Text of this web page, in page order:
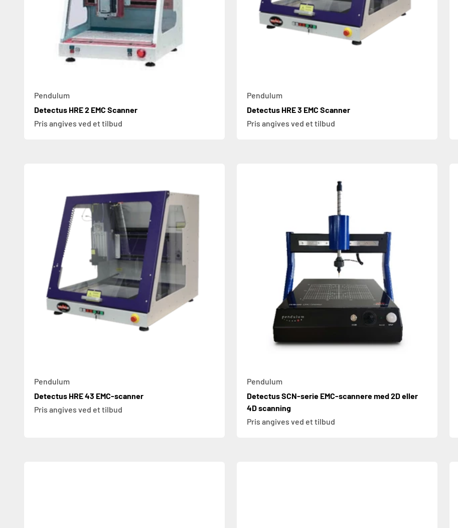
Pendulum
Detectus HRE 2 EMC Scanner
Pris angives ved et tilbud
Pendulum
Detectus HRE 3 EMC Scanner
Pris angives ved et tilbud
Pendulum
Detectus HRE 43 EMC-scanner
Pris angives ved et tilbud
Pendulum
Detectus SCN-serie EMC-scannere med 2D eller
4D scanning
Pris angives ved et tilbud